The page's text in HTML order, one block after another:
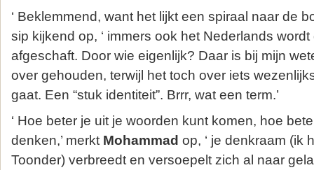
‘ Beklemmend, want het lijkt een spiraal naar de
sip kijkend op, ‘ immers ook het Nederlands
afgeschaft. Door wie eigenlijk? Daar is bij mijn
over gehouden, terwijl het toch over iets
gaat. Een “stuk identiteit”. Brrr, wat een term.’
‘ Hoe beter je uit je woorden kunt komen, hoe
denken,’ merkt Mohammad op, ‘ je denkraam (ik
Toonder) verbreedt en versoepelt zich al naar